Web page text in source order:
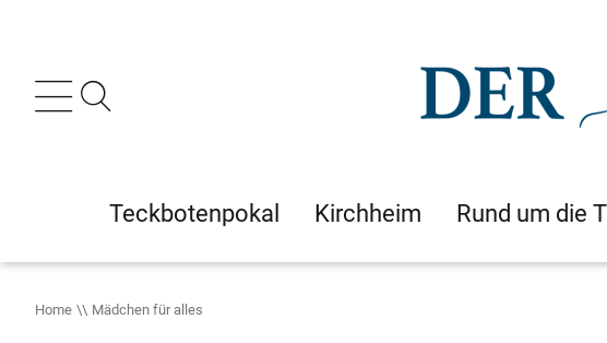
Teckbotenpokal Kirchheim Rund um die
Home Mädchen für alles